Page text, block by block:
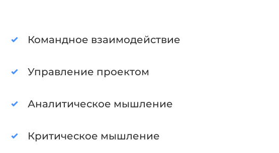
Командное взаимодействие
Управление проектом
Аналитическое мышление
Критическое мышление